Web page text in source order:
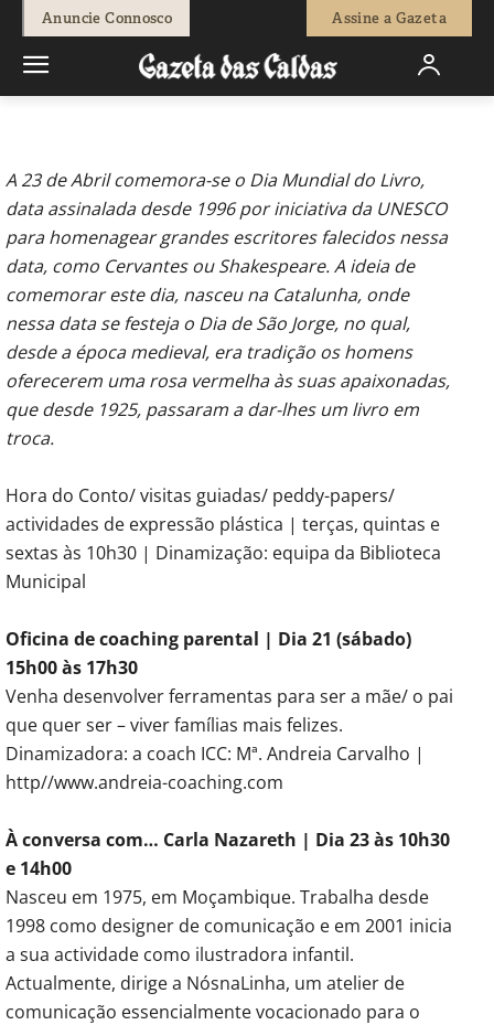
Anuncie Connosco Assine a Gazeta
Redação - 13 de Abril, 2012 0
A 23 de Abril comemora-se o Dia Mundial do Livro,
data assinalada desde 1996 por iniciativa da UNESCO
para homenagear grandes escritores falecidos nessa
data, como Cervantes ou Shakespeare. A ideia de
comemorar este dia, nasceu na Catalunha, onde
nessa data se festeja o Dia de São Jorge, no qual,
desde a época medieval, era tradição os homens
oferecerem uma rosa vermelha às suas apaixonadas,
que desde 1925, passaram a dar-lhes um livro em
troca.
Hora do Conto/ visitas guiadas/ peddy-papers/
actividades de expressão plástica | terças, quintas e
sextas às 10h30 | Dinamização: equipa da Biblioteca
Municipal
Oficina de coaching parental | Dia 21 (sábado)
15h00 às 17h30
Venha desenvolver ferramentas para ser a mãe/ o pai
que quer ser – viver famílias mais felizes.
Dinamizadora: a coach ICC: Mª. Andreia Carvalho |
http//www.andreia-coaching.com
À conversa com… Carla Nazareth | Dia 23 às 10h30
e 14h00
Nasceu em 1975, em Moçambique. Trabalha desde
1998 como designer de comunicação e em 2001 inicia
a sua actividade como ilustradora infantil.
Actualmente, dirige a NósnaLinha, um atelier de
comunicação essencialmente vocacionado para o